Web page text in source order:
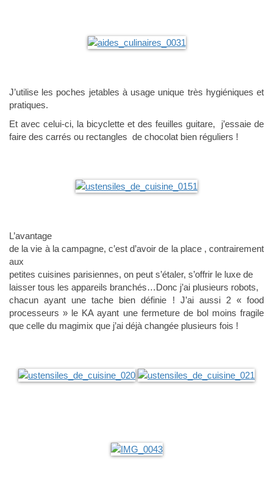
J’utilise les poches jetables à usage unique très hygiéniques et
pratiques.
Et avec celui-ci, la bicyclette et des feuilles guitare, j’essaie de
faire des carrés ou rectangles de chocolat bien réguliers !
L’avantage
de la vie à la campagne, c’est d’avoir de la place , contrairement
aux
petites cuisines parisiennes, on peut s’étaler, s’offrir le luxe de
laisser tous les appareils branchés…Donc j’ai plusieurs robots,
chacun ayant une tache bien définie ! J’ai aussi 2 « food
processeurs » le KA ayant une fermeture de bol moins fragile
que celle du magimix que j’ai déjà changée plusieurs fois !